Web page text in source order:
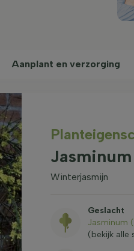
Aanplant en verzorging
Winterjasmijn
Geslacht
Jasminum
(bekijk alle